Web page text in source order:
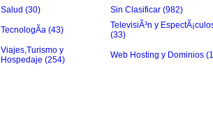
Salud (30)
Sin Clasificar (982)
TecnologÃ­a (43)
TelevisiÃ³n y
(33)
Viajes,Turismo y
Hospedaje (254)
Web Hosting y Dominios